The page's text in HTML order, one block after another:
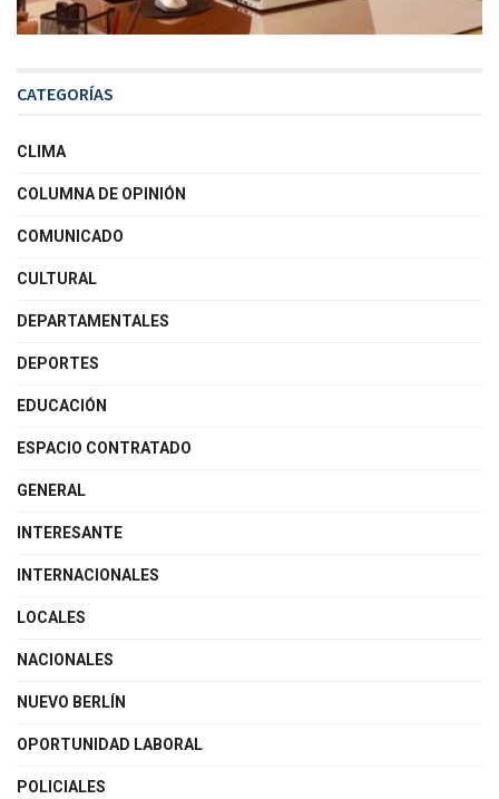
CATEGORÍAS
CLIMA
COLUMNA DE OPINIÓN
COMUNICADO
CULTURAL
DEPARTAMENTALES
DEPORTES
EDUCACIÓN
ESPACIO CONTRATADO
GENERAL
INTERESANTE
INTERNACIONALES
LOCALES
NACIONALES
NUEVO BERLÍN
OPORTUNIDAD LABORAL
POLICIALES